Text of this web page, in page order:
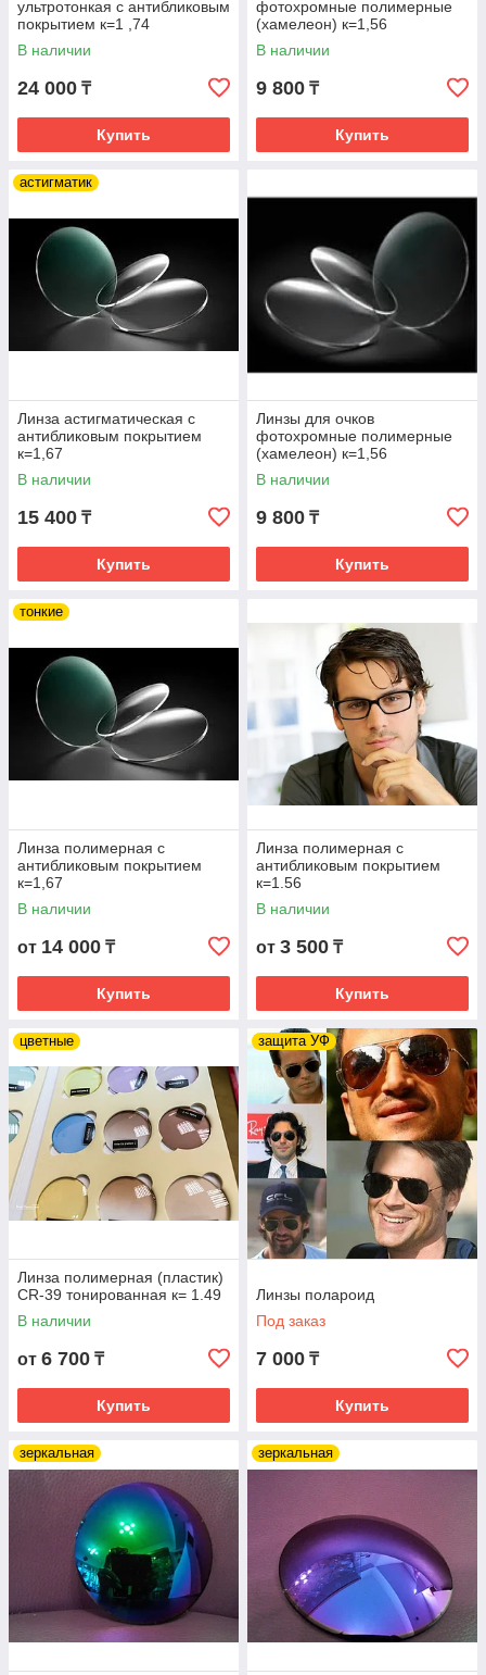
ультротонкая с антибликовым
покрытием к=1 ,74
В наличии
24 000 ₸
Купить
фотохромные полимерные
(хамелеон) к=1,56
В наличии
9 800 ₸
Купить
астигматик
Линза астигматическая с
антибликовым покрытием
к=1,67
В наличии
15 400 ₸
Купить
Линзы для очков
фотохромные полимерные
(хамелеон) к=1,56
В наличии
9 800 ₸
Купить
тонкие
Линза полимерная с
антибликовым покрытием
к=1,67
В наличии
от 14 000 ₸
Купить
Линза полимерная с
антибликовым покрытием
к=1.56
В наличии
от 3 500 ₸
Купить
цветные
Линза полимерная (пластик)
CR-39 тонированная к= 1.49
В наличии
от 6 700 ₸
Купить
защита УФ
Линзы полароид
Под заказ
7 000 ₸
Купить
зеркальная зеркальная